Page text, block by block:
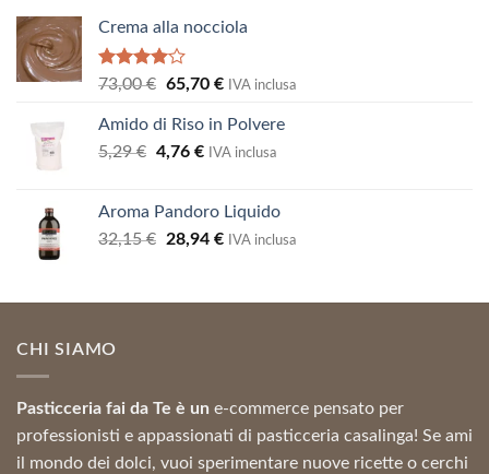
Crema alla nocciola
Valutato
5
73,00€ Il
originale
era:
65,70 €Il
attuale
è:
IVA inclusa
Amido di Riso in Polvere
5,29€ Il
era:
5,29 €.
4,76 €Il
è:
4,76 €.
IVA inclusa
Aroma Pandoro Liquido
32,15€
Il
era:
28,94 €Il
è:
IVA inclusa
CHI SIAMO
Pasticceria fai da Te è un e-commerce pensato per
professionisti e appassionati di pasticceria casalinga! Se ami
il mondo dei dolci, vuoi sperimentare nuove ricette o cerchi